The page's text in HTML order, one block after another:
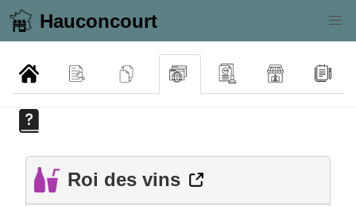
Hauconcourt
Roi des vins